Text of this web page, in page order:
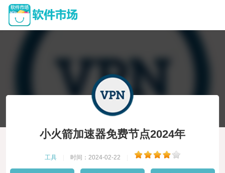
小火箭加速器免费节点2024年
工具 时间：2024-02-22